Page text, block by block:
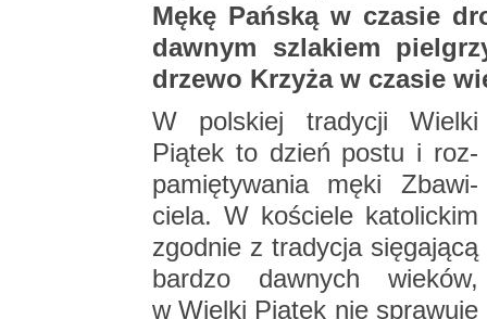
Mękę Pań­ską w cza­sie
daw­nym szla­kiem
drze­wo Krzy­ża w cza­sie
W pol­skiej tra­dy­cji Wiel­ki
Pią­tek to dzień postu i roz­
pa­mię­ty­wa­nia męki Zba­wi­
cie­la. W ko­ście­le ka­to­lic­kim
zgod­nie z tra­dy­cja się­ga­ją­cą
bar­dzo daw­nych wie­ków,
w Wiel­ki Pią­tek nie spra­wu­je